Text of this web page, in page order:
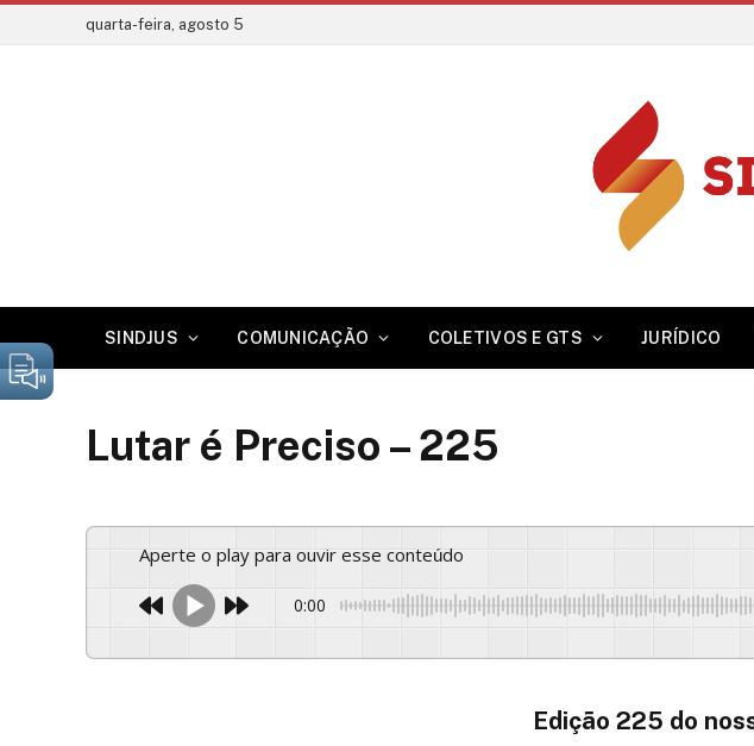
quarta-feira, agosto 5
SINDJUS COMUNICAÇÃO COLETIVOS E GTS JURÍDICO
Lutar é Preciso – 225
Aperte o play para ouvir esse conteúdo
0:00
Edição 225 do